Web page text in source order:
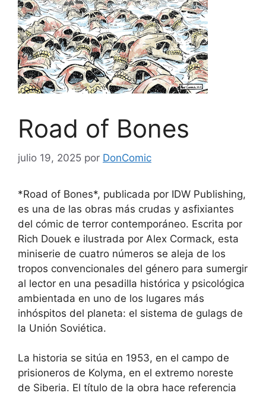
Road of Bones
julio 19, 2025 por DonComic
*Road of Bones*, publicada por IDW Publishing,
es una de las obras más crudas y asfixiantes
del cómic de terror contemporáneo. Escrita por
Rich Douek e ilustrada por Alex Cormack, esta
miniserie de cuatro números se aleja de los
tropos convencionales del género para sumergir
al lector en una pesadilla histórica y psicológica
ambientada en uno de los lugares más
inhóspitos del planeta: el sistema de gulags de
la Unión Soviética.
La historia se sitúa en 1953, en el campo de
prisioneros de Kolyma, en el extremo noreste
de Siberia. El título de la obra hace referencia